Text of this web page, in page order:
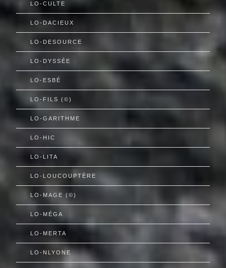
LO-CULTE
LO-DACIEUX
LO-DESOURCE
LO-DYSSÉE
LO-ESBÉ
LO-FILS (©)
LO-GARITHME
LO-HIC
LO-LITA
LO-LOUCOUPTÈRE
LO-MAGE (©)
LO-MÉGA
LO-MERTA
LO-NLYONE